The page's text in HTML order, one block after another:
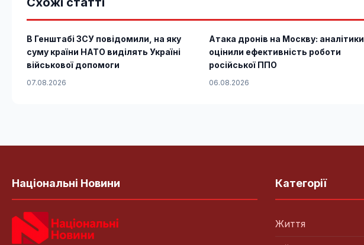
В Генштабі ЗСУ повідомили, на яку
суму країни НАТО виділять Україні
військової допомоги
07.08.2026
Атака дронів на Москву: аналітики
оцінили ефективність роботи
російської ППО
06.08.2026
Національні Новини Категорії
Життя